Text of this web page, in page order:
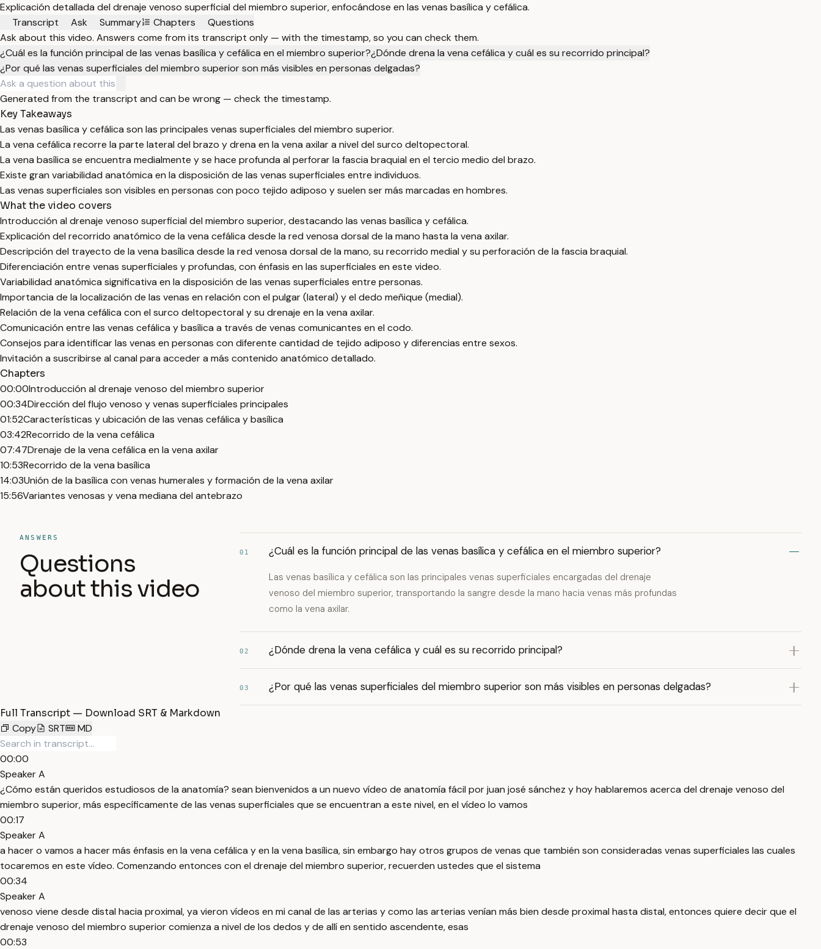
Explicación detallada del drenaje venoso superficial del miembro superior, enfocándose en las venas basílica y cefálica.
Transcript
Ask Summary Chapters
Questions
Ask about this video. Answers come from its transcript only — with the timestamp, so you can check them.
¿Cuál es la función principal de las venas basílica y cefálica en el miembro superior?¿Dónde drena la vena cefálica y cuál es su recorrido principal?
¿Por qué las venas superficiales del miembro superior son más visibles en personas delgadas?
Generated from the transcript and can be wrong — check the timestamp.
Key Takeaways
Las venas basílica y cefálica son las principales venas superficiales del miembro superior.
La vena cefálica recorre la parte lateral del brazo y drena en la vena axilar a nivel del surco deltopectoral.
La vena basílica se encuentra medialmente y se hace profunda al perforar la fascia braquial en el tercio medio del brazo.
Existe gran variabilidad anatómica en la disposición de las venas superficiales entre individuos.
Las venas superficiales son visibles en personas con poco tejido adiposo y suelen ser más marcadas en hombres.
What the video covers
Introducción al drenaje venoso superficial del miembro superior, destacando las venas basílica y cefálica.
Explicación del recorrido anatómico de la vena cefálica desde la red venosa dorsal de la mano hasta la vena axilar.
Descripción del trayecto de la vena basílica desde la red venosa dorsal de la mano, su recorrido medial y su perforación de la fascia braquial.
Diferenciación entre venas superficiales y profundas, con énfasis en las superficiales en este video.
Variabilidad anatómica significativa en la disposición de las venas superficiales entre personas.
Importancia de la localización de las venas en relación con el pulgar (lateral) y el dedo meñique (medial).
Relación de la vena cefálica con el surco deltopectoral y su drenaje en la vena axilar.
Comunicación entre las venas cefálica y basílica a través de venas comunicantes en el codo.
Consejos para identificar las venas en personas con diferente cantidad de tejido adiposo y diferencias entre sexos.
Invitación a suscribirse al canal para acceder a más contenido anatómico detallado.
Chapters
00:00Introducción al drenaje venoso del miembro superior
00:34Dirección del flujo venoso y venas superficiales principales
01:52Características y ubicación de las venas cefálica y basílica
03:42Recorrido de la vena cefálica
07:47Drenaje de la vena cefálica en la vena axilar
10:53Recorrido de la vena basílica
14:03Unión de la basílica con venas humerales y formación de la vena axilar
15:56Variantes venosas y vena mediana del antebrazo
ANSWERS
Questions
about this video
01 ¿Cuál es la función principal de las venas basílica y cefálica en el miembro superior?
Las venas basílica y cefálica son las principales venas superficiales encargadas del drenaje
venoso del miembro superior, transportando la sangre desde la mano hacia venas más profundas
como la vena axilar.
02 ¿Dónde drena la vena cefálica y cuál es su recorrido principal?
03 ¿Por qué las venas superficiales del miembro superior son más visibles en personas delgadas?
Full Transcript — Download SRT & Markdown
Copy
SRT MD
00:00
Speaker A
¿Cómo están queridos estudiosos de la anatomía? sean bienvenidos a un nuevo vídeo de anatomía fácil por juan josé sánchez y hoy hablaremos acerca del drenaje venoso del
miembro superior, más específicamente de las venas superficiales que se encuentran a este nivel, en el vídeo lo vamos
00:17
Speaker A
a hacer o vamos a hacer más énfasis en la vena cefálica y en la vena basílica, sin embargo hay otros grupos de venas que también son consideradas venas superficiales las cuales
tocaremos en este vídeo. Comenzando entonces con el drenaje del miembro superior, recuerden ustedes que el sistema
00:34
Speaker A
venoso viene desde distal hacia proximal, ya vieron vídeos en mi canal de las arterias y como las arterias venían más bien desde proximal hasta distal, entonces quiere decir que el
drenaje venoso del miembro superior comienza a nivel de los dedos y de allí en sentido ascendente, esas
00:53